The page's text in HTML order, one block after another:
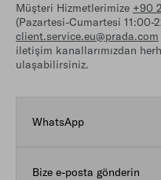
Müşteri Hizmetlerimize +90
(Pazartesi-Cumartesi 11:00-
client.service.eu@prada.com
iletişim kanallarımızdan
ulaşabilirsiniz.
WhatsApp
Bize e-posta gönderin